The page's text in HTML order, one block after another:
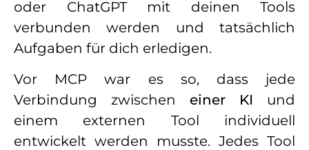
oder ChatGPT mit deinen Tools
verbunden werden und tatsächlich
Aufgaben für dich erledigen.
Vor MCP war es so, dass jede
Verbindung zwischen einer KI und
einem externen Tool individuell
entwickelt werden musste. Jedes Tool